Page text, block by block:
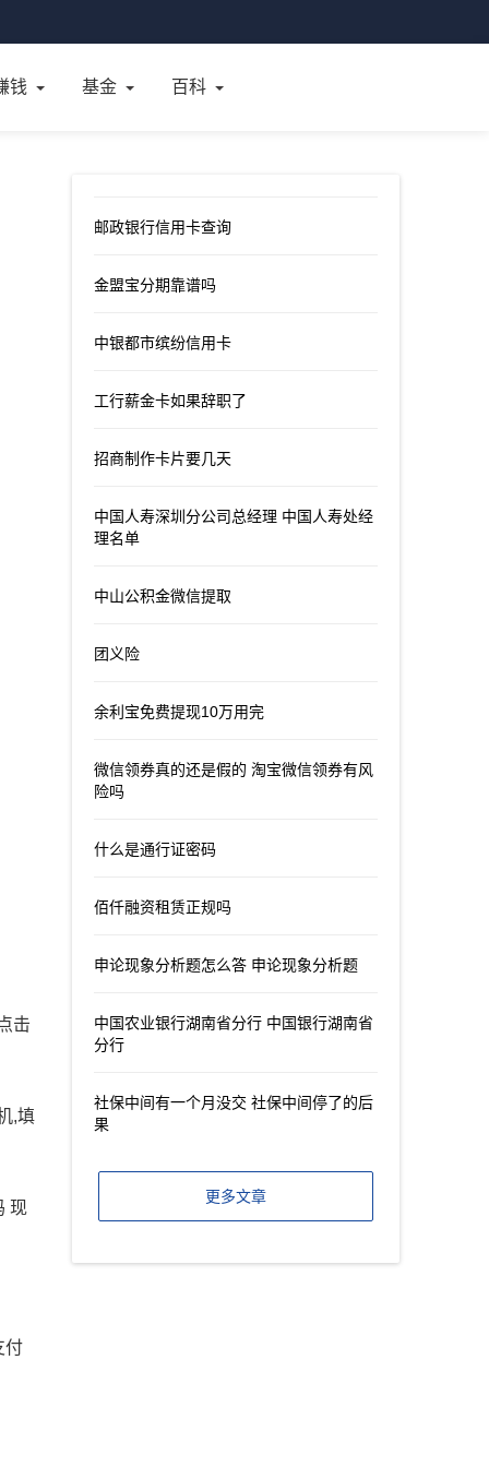
钱 基金 百科
击
,填
现
付
邮政银行信用卡查询
金盟宝分期靠谱吗
中银都市缤纷信用卡
工行薪金卡如果辞职了
招商制作卡片要几天
中国人寿深圳分公司总经理 中国人寿处经
理名单
中山公积金微信提取
团义险
余利宝免费提现10万用完
微信领券真的还是假的 淘宝微信领券有风
险吗
什么是通行证密码
佰仟融资租赁正规吗
申论现象分析题怎么答 申论现象分析题
中国农业银行湖南省分行 中国银行湖南省
分行
社保中间有一个月没交 社保中间停了的后
果
更多文章